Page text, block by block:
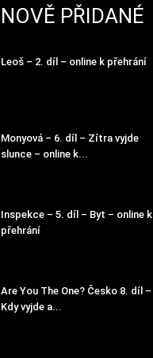
NOVĚ PŘIDANÉ
Leoš – 2. díl – online k přehrání
Monyová – 6. díl – Zítra vyjde
slunce – online k...
Inspekce – 5. díl – Byt – online k
přehrání
Are You The One? Česko 8. díl –
Kdy vyjde a...